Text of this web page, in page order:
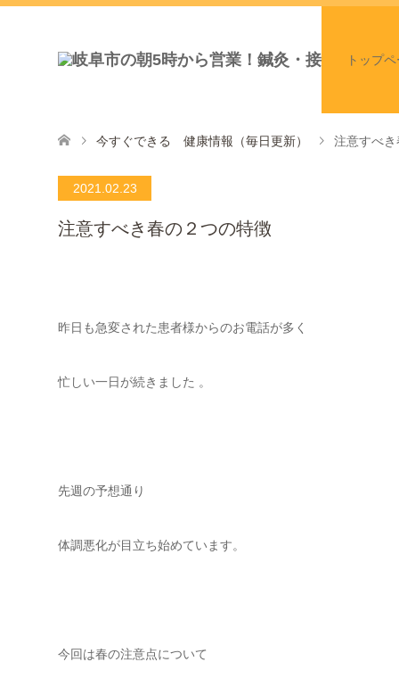
トップ
今すぐできる 健康情報（毎日更新） 注意すべ
2021.02.23
注意すべき春の２つの特徴
昨日も急変された患者様からのお電話が多く
忙しい一日が続きました 。
先週の予想通り
体調悪化が目立ち始めています。
今回は春の注意点について